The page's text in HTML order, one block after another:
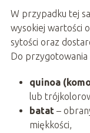
W przypadku tej
wysokiej wartości
sytości oraz
Do przygotowania
quinoa
lub
batat–
miękkości,